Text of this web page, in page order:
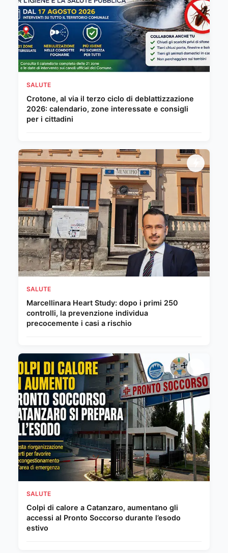
SALUTE
Crotone, al via il terzo ciclo di deblattizzazione
2026: calendario, zone interessate e consigli
per i cittadini
SALUTE
Marcellinara Heart Study: dopo i primi 250
controlli, la prevenzione individua
precocemente i casi a rischio
SALUTE
Colpi di calore a Catanzaro, aumentano gli
accessi al Pronto Soccorso durante l’esodo
estivo